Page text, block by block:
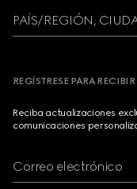
PAÍS/REGIÓN,
REGÍSTRESE PARA
Reciba actualizaciones
comunicaciones
Correo electrónico